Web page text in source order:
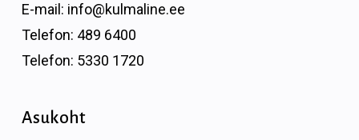
E-mail: info@kulmaline.ee
Telefon: 489 6400
Telefon: 5330 1720
Asukoht